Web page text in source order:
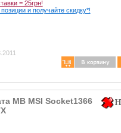
= 25грн!
и получайте скидку*!
MB MSI Socket1366